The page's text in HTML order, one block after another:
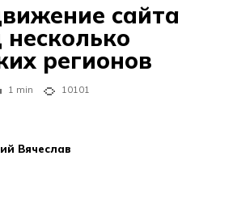
1 min 10101
Вячеслав
сайта
несколько
регионов